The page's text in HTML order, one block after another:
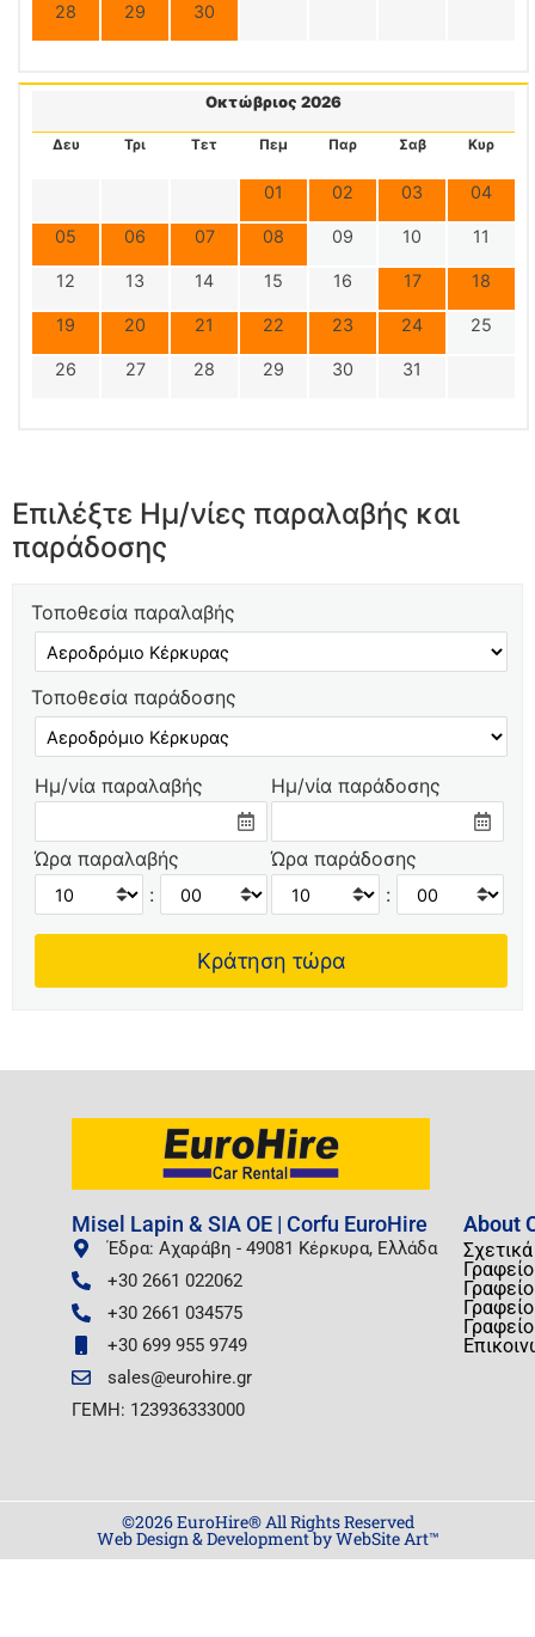
28 29 30
Οκτώβριος 2026
Δευ Τρι Τετ Πεμ Παρ Σαβ Κυρ
01 02 03 04
05 06 07 08 09 10 11
12 13 14 15 16 17 18
19 20 21 22 23 24 25
26 27 28 29 30 31
Επιλέξτε Ημ/νίες παραλαβής και
παράδοσης
Τοποθεσία παραλαβής
Τοποθεσία παράδοσης
Ημ/νία παραλαβής
Ώρα παραλαβής
:
Ημ/νία παράδοσης
Ώρα παράδοσης
:
Misel Lapin & SIA OE | Corfu EuroHire
Έδρα: Αχαράβη - 49081 Κέρκυρα, Ελλάδα
+30 2661 022062
+30 2661 034575
+30 699 955 9749
sales@eurohire.gr
ΓΕΜΗ: 123936333000
About
©2026 EuroHire® All Rights Reserved
Web Design & Development by WebSite Art™